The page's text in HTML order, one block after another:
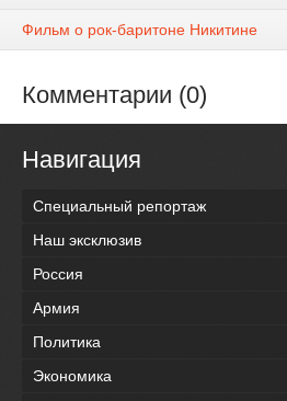
Фильм о рок-баритоне Никитине
Комментарии (0)
Навигация
Специальный репортаж
Наш эксклюзив
Россия
Армия
Политика
Экономика